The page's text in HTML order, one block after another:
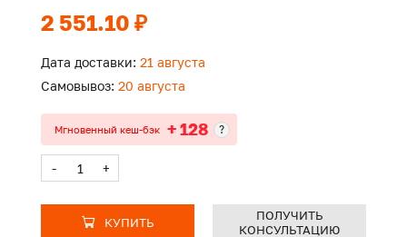
2 551.10 ₽
Дата доставки: 21 августа
Самовывоз: 20 августа
Мгновенный кеш-бэк + 128 ?
- +
КУПИТЬ
ПОЛУЧИТЬ
КОНСУЛЬТАЦИЮ